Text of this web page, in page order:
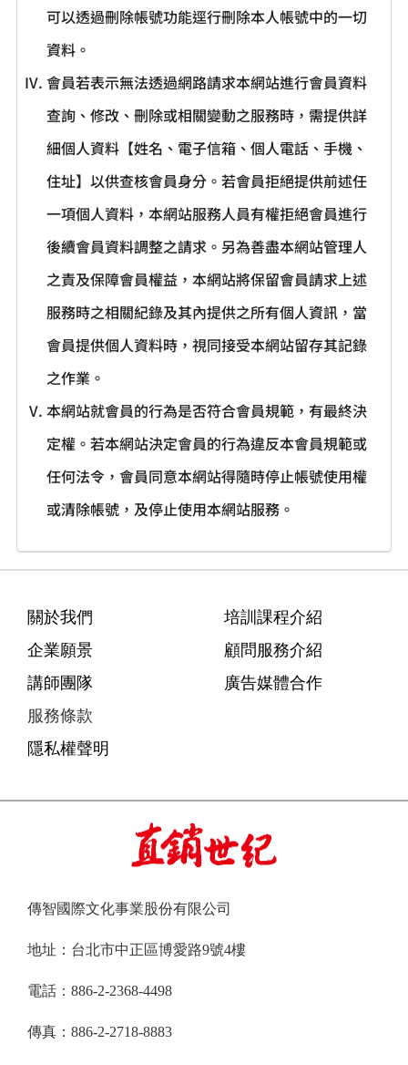
可以透過刪除帳號功能逕行刪除本人帳號中的一切
資料。
會員若表示無法透過網路請求本網站進行會員資料
查詢、修改、刪除或相關變動之服務時，需提供詳
細個人資料【姓名、電子信箱、個人電話、手機、
住址】以供查核會員身分。若會員拒絕提供前述任
一項個人資料，本網站服務人員有權拒絕會員進行
後續會員資料調整之請求。另為善盡本網站管理人
之責及保障會員權益，本網站將保留會員請求上述
服務時之相關紀錄及其內提供之所有個人資訊，當
會員提供個人資料時，視同接受本網站留存其記錄
之作業。
本網站就會員的行為是否符合會員規範，有最終決
定權。若本網站決定會員的行為違反本會員規範或
任何法令，會員同意本網站得隨時停止帳號使用權
或清除帳號，及停止使用本網站服務。
關於我們
企業願景
講師團隊
服務條款
隱私權聲明
培訓課程介紹
顧問服務介紹
廣告媒體合作
傳智國際文化事業股份有限公司
地址：台北市中正區博愛路9號4樓
電話：886-2-2368-4498
傳真：886-2-2718-8883